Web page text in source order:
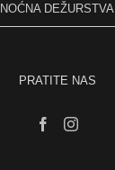
NOĆNA DEŽURSTVA
PRATITE NAS